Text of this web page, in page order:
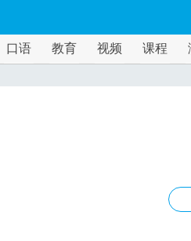
口语 教育 视频 课程